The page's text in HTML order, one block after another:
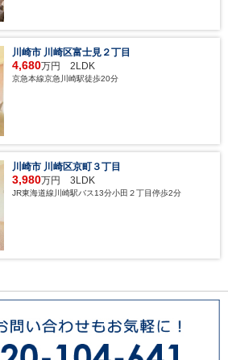
川崎市 川崎区富士見２丁目
4,680万円 2LDK
京急本線京急川崎駅徒歩20分
川崎市 川崎区京町３丁目
3,980万円 3LDK
JR東海道線川崎駅バス13分小田２丁目停歩2分